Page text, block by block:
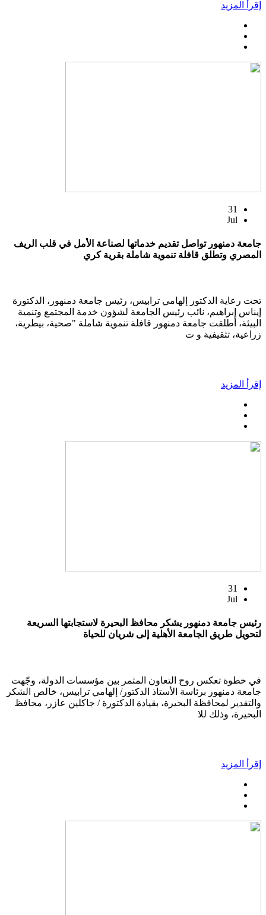
إقرأ المزيد
31
Jul
جامعة دمنهور تواصل تقديم خدماتها لصناعة الأمل في قلب الريف
المصري وتطلق قافلة تنموية شاملة بقرية كري
تحت رعاية الدكتور إلهامي ترابيس، رئيس جامعة دمنهور، الدكتورة
إيناس إبراهيم، نائب رئيس الجامعة لشؤون خدمة المجتمع وتنمية
البيئة، أطلقت جامعة دمنهور قافلة تنموية شاملة "صحية، بيطرية،
زراعية، تثقيفية و ت
إقرأ المزيد
31
Jul
رئيس جامعة دمنهور يشكر محافظ البحيرة لاستجابتها السريعة
لتحويل طريق الجامعة الأهلية إلى شريان للحياة
في خطوة تعكس روح التعاون المثمر بين مؤسسات الدولة، وجّهت
جامعة دمنهور برئاسة الأستاذ الدكتور/ إلهامي ترابيس، خالص الشكر
والتقدير لمحافظة البحيرة، بقيادة الدكتورة / جاكلين عازر، محافظ
البحيرة، وذلك للا
إقرأ المزيد